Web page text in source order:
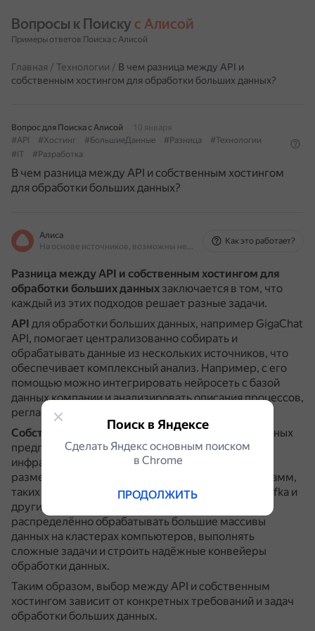
Вопросы к Поиску с Алисой
Примеры ответов Поиска с Алисой
Главная / Технологии / В чем разница между API и
собственным хостингом для обработки больших данных?
Вопрос для Поиска с Алисой
10 января
#API
#Хостинг #БольшиеДанные #Разница
#Технологии
#IT
#Разработка
В чем разница между API и собственным хостингом
для обработки больших данных?
Алиса
На основе источников, возможны неточности
Как это работает?
Разница между API и собственным хостингом для
обработки больших данных заключается в том, что
каждый из этих подходов решает разные задачи.
API для обработки больших данных, например GigaChat
API, помогает централизованно собирать и
обрабатывать данные из нескольких источников, что
обеспечивает комплексный анализ. Например, с его
помощью можно интегрировать нейросеть с базой
данных компании и анализировать описания процессов,
регламенты, инструкции и другие документы.
Собственный хостингдля обработки больших данных
предполагает наличие собственной серверной
инфраструктуры или отдельного сервера для
размещения и использования специальных программ,
таких как Apache Hadoop, Apache Spark, Apache Kafka и
других.
распределённо обрабатывать большие массивы
данных на кластерах компьютеров, выполнять
сложные задачи и строить надёжные конвейеры
обработки данных.
Таким образом, выбор между API и собственным
хостингом зависит от конкретных требований и задач
обработки больших данных.
Поиск в Яндексе
Сделать Яндекс основным поиском
в Сhrome
ПРОДОЛЖИТЬ